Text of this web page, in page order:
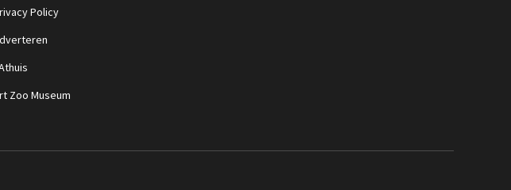
Policy
Zoo Museum